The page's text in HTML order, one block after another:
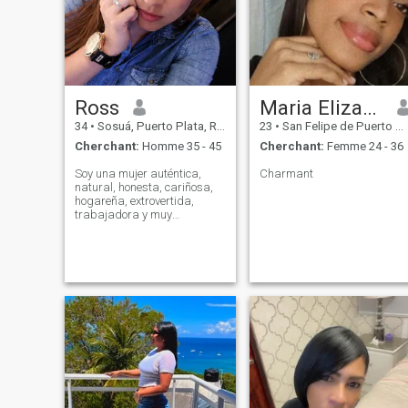
Ross
34 • Sosuá, Puerto Plata, Rep.Dominicaine
Cherchant: Homme 35 - 45
Soy una mujer auténtica,
natural, honesta, cariñosa,
hogareña, extrovertida,
trabajadora y muy
conocer nuevos lugares; Me
encanta el café, el vino tinto y
la b
Maria Elizabeth
23 • San Felipe de Puerto Plata, Puerto Plata, Rep.Dominicaine
Cherchant: Femme 24 - 36
Charmant